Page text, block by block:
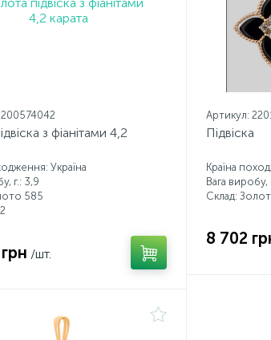
з фіанітами 4,2
Україна
г.: 3,9
585
/шт.
Артикул:
Підвіска
Країна
Вага виробу,
Склад:
8 702